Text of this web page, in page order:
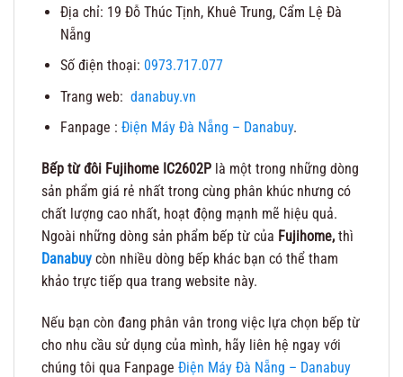
Địa chỉ: 19 Đỗ Thúc Tịnh, Khuê Trung, Cẩm Lệ Đà
Nẵng
Số điện thoại: 0973.717.077
Trang web: danabuy.vn
Fanpage : Điện Máy Đà Nẵng – Danabuy.
Bếp từ đôi Fujihome IC2602P là một trong những dòng
sản phẩm giá rẻ nhất trong cùng phân khúc nhưng có
chất lượng cao nhất, hoạt động mạnh mẽ hiệu quả.
Ngoài những dòng sản phẩm bếp từ của Fujihome, thì
Danabuy còn nhiều dòng bếp khác bạn có thể tham
khảo trực tiếp qua trang website này.
Nếu bạn còn đang phân vân trong việc lựa chọn bếp từ
cho nhu cầu sử dụng của mình, hãy liên hệ ngay với
chúng tôi qua Fanpage Điện Máy Đà Nẵng – Danabuy